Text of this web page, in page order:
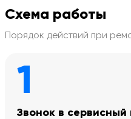
Схема работы
Порядок действий при
1
Звонок в сервисный